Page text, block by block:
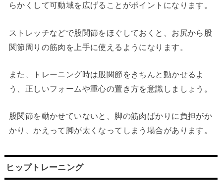
らかくして可動域を広げることがポイントになります。
ストレッチなどで股関節をほぐしておくと、お尻から股
関節周りの筋肉を上手に使えるようになります。
また、トレーニング時は股関節をきちんと動かせるよ
う、正しいフォームや重心の置き方を意識しましょう。
股関節を動かせていないと、脚の筋肉ばかりに負担がか
かり、かえって脚が太くなってしまう場合があります。
ヒップトレーニング